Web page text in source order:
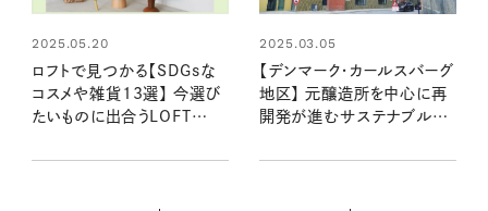
2025.05.20
ロフトで見つかる【SDGsな
コスメや雑貨13選】 今選び
たいものに出合うLOFT
開催！
2025.03.05
【デンマーク・カールスバーグ
地区】 元醸造所を中心に再
開発が進むサステナブルな